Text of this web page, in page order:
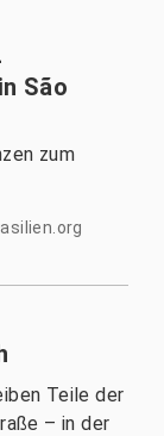
São
zum
Teile der
– in der